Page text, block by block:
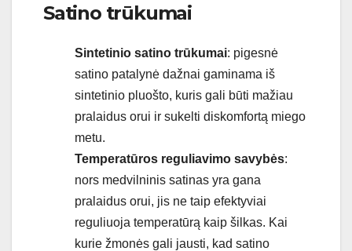
Satino trūkumai
Sintetinio satino trūkumai: pigesnė
satino patalynė dažnai gaminama iš
sintetinio pluošto, kuris gali būti mažiau
pralaidus orui ir sukelti diskomfortą miego
metu.
Temperatūros reguliavimo savybės:
nors medvilninis satinas yra gana
pralaidus orui, jis ne taip efektyviai
reguliuoja temperatūrą kaip šilkas. Kai
kurie žmonės gali jausti, kad satino